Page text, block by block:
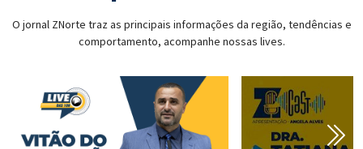
O jornal ZNorte traz as principais informações da região, tendências e
comportamento, acompanhe nossas lives.